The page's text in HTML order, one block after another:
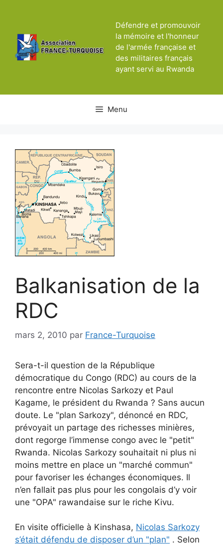
Défendre et promouvoir
la mémoire et l'honneur
de l'armée française et
des militaires français
ayant servi au Rwanda
Menu
Balkanisation de la
RDC
mars 2, 2010 par France-Turquoise
Sera-t-il question de la République
démocratique du Congo (RDC) au cours de la
rencontre entre Nicolas Sarkozy et Paul
Kagame, le président du Rwanda ? Sans aucun
doute. Le "plan Sarkozy", dénoncé en RDC,
prévoyait un partage des richesses minières,
dont regorge l’immense congo avec le "petit"
Rwanda. Nicolas Sarkozy souhaitait ni plus ni
moins mettre en place un "marché commun"
pour favoriser les échanges économiques. Il
n’en fallait pas plus pour les congolais d’y voir
une "OPA" rawandaise sur le riche Kivu.
En visite officielle à Kinshasa, Nicolas Sarkozy
s’était défendu de disposer d’un "plan" . Selon